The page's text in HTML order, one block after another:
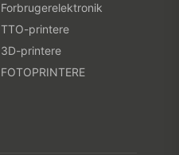
Forbrugerelektronik
TTO-printere
3D-printere
FOTOPRINTERE